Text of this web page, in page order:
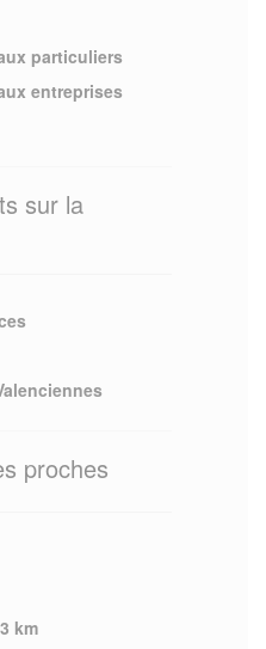
particuliers
entreprises
sur la
proches
km